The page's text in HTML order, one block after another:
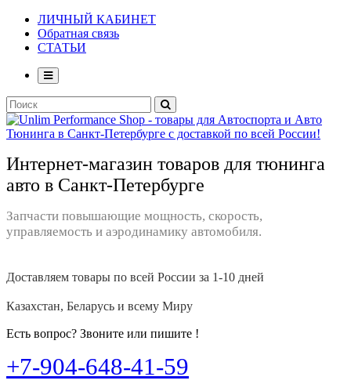
ЛИЧНЫЙ КАБИНЕТ
Обратная связь
СТАТЬИ
Интернет-магазин товаров для тюнинга
авто в Санкт-Петербурге
Запчасти повышающие мощность, скорость,
управляемость и аэродинамику автомобиля.
Доставляем товары по всей России за 1-10 дней
Казахстан, Беларусь и всему Миру
Есть вопрос? Звоните или пишите !
+7-904-648-41-59